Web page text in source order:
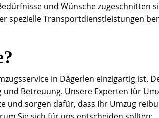
und Wünsche zugeschnitten
spezielle Transportdienstleistungen
in Dägerlen einzigartig ist.
Betreuung. Unsere Experten für
und sorgen dafür, dass Ihr Umzug